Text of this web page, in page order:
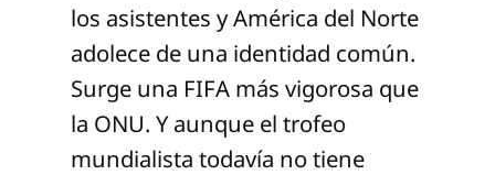
los asistentes y América del Norte
adolece de una identidad común.
Surge una FIFA más vigorosa que
la ONU. Y aunque el trofeo
mundialista todavía no tiene